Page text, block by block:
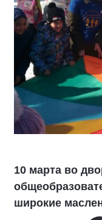
10 марта во
широкие